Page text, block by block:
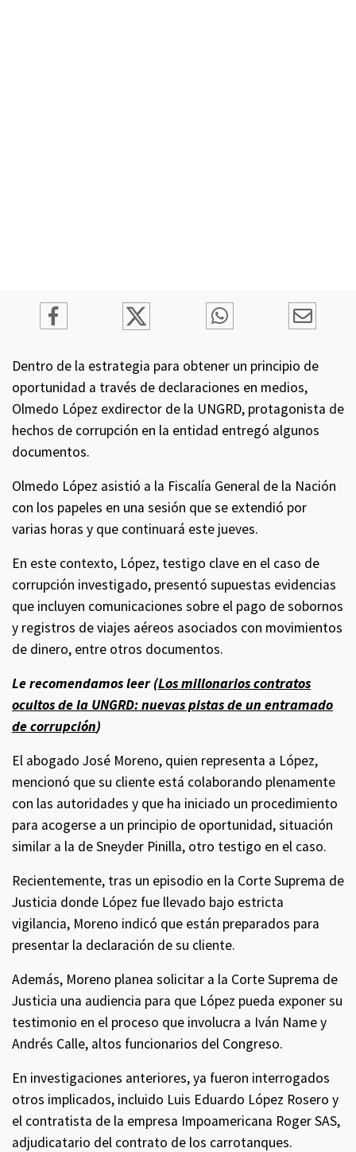
Dentro de la estrategia para obtener un principio de
oportunidad a través de declaraciones en medios,
Olmedo López exdirector de la UNGRD, protagonista de
hechos de corrupción en la entidad entregó algunos
documentos.
Olmedo López asistió a la Fiscalía General de la Nación
con los papeles en una sesión que se extendió por
varias horas y que continuará este jueves.
En este contexto, López, testigo clave en el caso de
corrupción investigado, presentó supuestas evidencias
que incluyen comunicaciones sobre el pago de sobornos
y registros de viajes aéreos asociados con movimientos
de dinero, entre otros documentos.
Le recomendamos leer (Los millonarios contratos
ocultos de la UNGRD: nuevas pistas de un entramado
de corrupción)
El abogado José Moreno, quien representa a López,
mencionó que su cliente está colaborando plenamente
con las autoridades y que ha iniciado un procedimiento
para acogerse a un principio de oportunidad, situación
similar a la de Sneyder Pinilla, otro testigo en el caso.
Recientemente, tras un episodio en la Corte Suprema de
Justicia donde López fue llevado bajo estricta
vigilancia, Moreno indicó que están preparados para
presentar la declaración de su cliente.
Además, Moreno planea solicitar a la Corte Suprema de
Justicia una audiencia para que López pueda exponer su
testimonio en el proceso que involucra a Iván Name y
Andrés Calle, altos funcionarios del Congreso.
En investigaciones anteriores, ya fueron interrogados
otros implicados, incluido Luis Eduardo López Rosero y
el contratista de la empresa Impoamericana Roger SAS,
adjudicatario del contrato de los carrotanques.